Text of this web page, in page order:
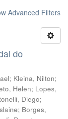
Advanced Filters
do
; Kleina, Nilton;
Helen; Lopes,
Diego;
; Borges,